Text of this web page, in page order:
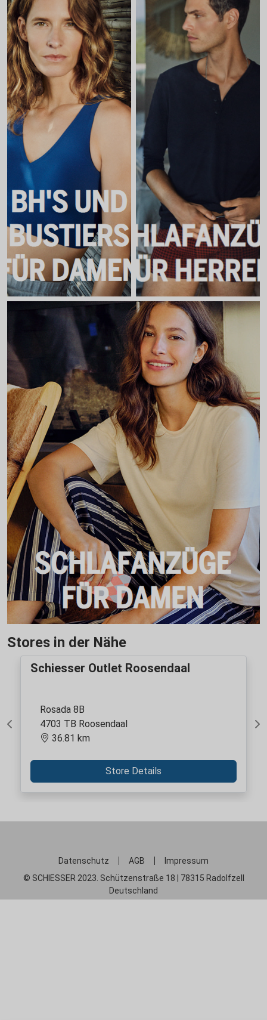
Stores in der Nähe
Previous
Schiesser Outlet Roosendaal
Rosada 8B
4703 TB Roosendaal
36.81 km
Store Details
Datenschutz AGB
Impressum
© SCHIESSER 2023. Schützenstraße 18 | 78315 Radolfzell
Deutschland